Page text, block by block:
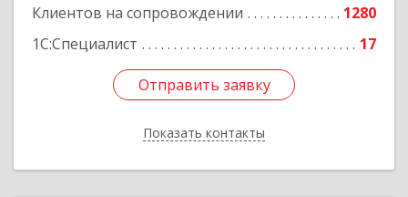
Клиентов на сопровождении
1280
1С:Специалист
17
Отправить заявку
Показать контакты
Отправить заявку
Назад